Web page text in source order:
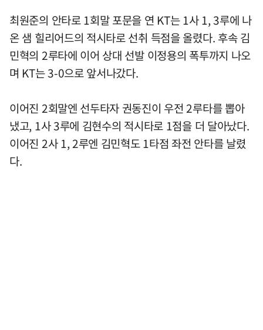
최원준의 안타로 1회말 포문을 연 KT는 1사 1, 3루에 나
온 샘 힐리어드의 적시타로 선취 득점을 올렸다. 후속 김
민혁의 2루타에 이어 상대 선발 이정용의 폭투까지 나오
며 KT는 3-0으로 앞서나갔다.
이어진 2회말엔 선두타자 권동진이 우전 2루타를 뽑아
냈고, 1사 3루에 김현수의 적시타로 1점을 더 달아났다.
이어진 2사 1, 2루엔 김민혁도 1타점 좌전 안타를 날렸
다.